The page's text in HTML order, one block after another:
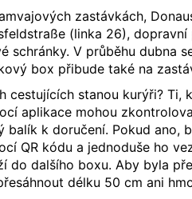
zastávkách,
(linka 26),
schránky. V průběhu dubna
box přibude také na
cestujících stanou kurýři? Ti,
aplikace mohou
balík k doručení. Pokud ano,
QR kódu a jednoduše ho
do dalšího boxu. Aby byla
délku 50 cm ani